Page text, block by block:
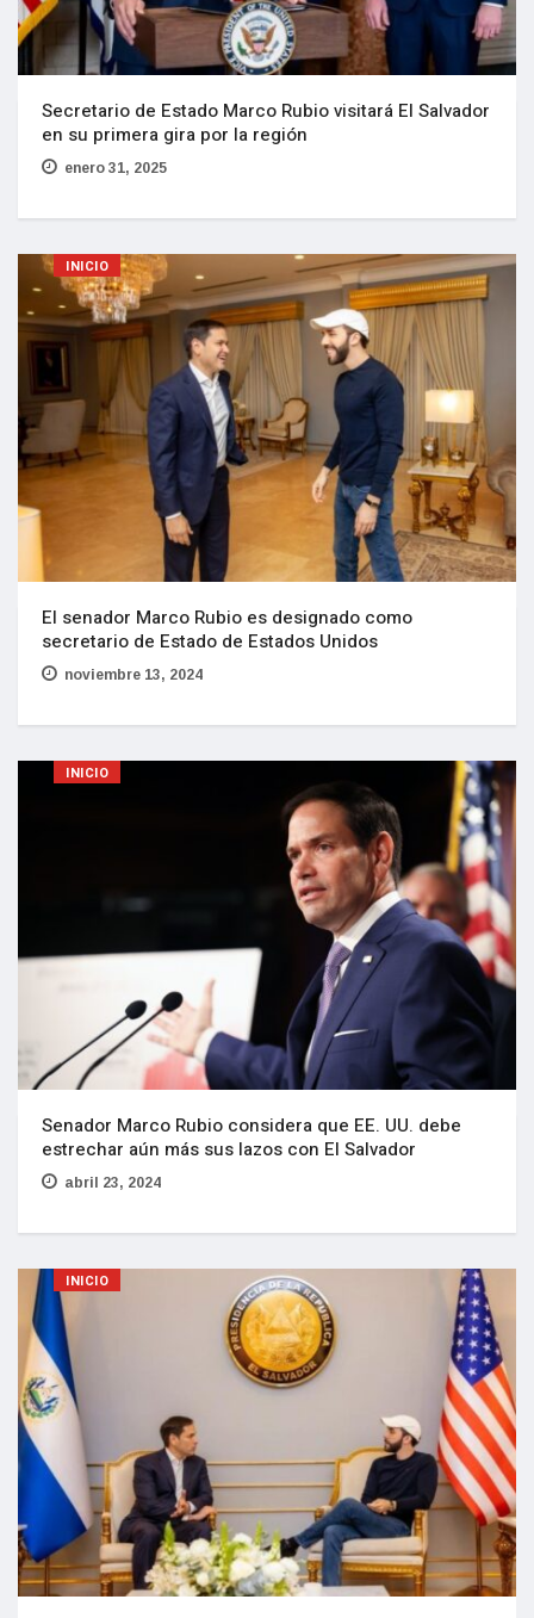
Secretario de Estado Marco Rubio visitará El Salvador
en su primera gira por la región
enero 31, 2025
INICIO
El senador Marco Rubio es designado como
secretario de Estado de Estados Unidos
noviembre 13, 2024
INICIO
Senador Marco Rubio considera que EE. UU. debe
estrechar aún más sus lazos con El Salvador
abril 23, 2024
INICIO